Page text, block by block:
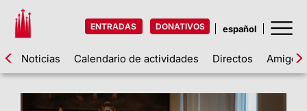
ENTRADAS DONATIVOS
Noticias Calendario de actividades Directos Amigos